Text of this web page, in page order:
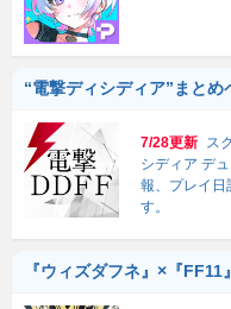
“電撃ディシディア”まとめ
7/28更新 ス
シディア デ
報、プレイ日
す。
『ウィズダフネ』×『FF11